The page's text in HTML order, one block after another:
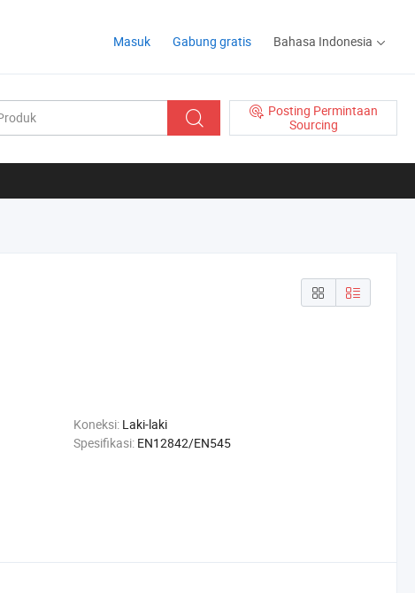
Masuk Gabung gratis Bahasa Indonesia
Posting Permintaan
Sourcing
Koneksi: Laki-laki
Spesifikasi: EN12842/EN545